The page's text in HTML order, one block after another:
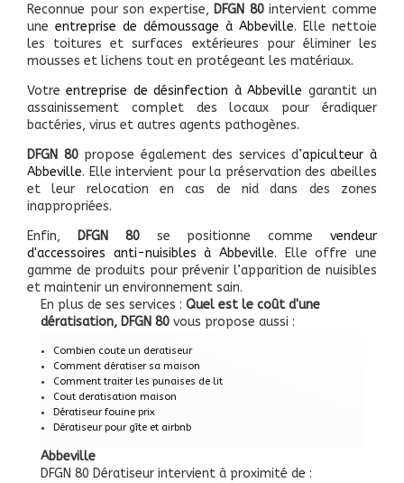
Reconnue pour son expertise, DFGN 80intervient comme
une entreprise de démoussage à Abbeville. Elle nettoie
les toitures et surfaces extérieures pour éliminer les
mousses et lichens tout en protégeant les matériaux.
Votreentreprise de désinfection à Abbeville garantit un
assainissement complet des locaux pour éradiquer
bactéries, virus et autres agents pathogènes.
DFGN 80 propose également des services d’apiculteur à
Abbeville. Elle intervient pour la préservation des abeilles
et leur relocation en cas de nid dans des zones
inappropriées.
Enfin,
DFGN 80 se positionne commevendeur
d'accessoires anti-nuisibles à Abbeville. Elle offre une
gamme de produits pour prévenir l’apparition de nuisibles
et maintenir un environnement sain.
En plus de ses services : Quel est le coût d'une
dératisation, DFGN 80 vous propose aussi :
Combien coute un deratiseur
Comment dératiser sa maison
Comment traiter les punaises de lit
Cout deratisation maison
Dératiseur fouine prix
Dératiseur pour gîte et airbnb
Abbeville
DFGN 80 Dératiseur intervient à proximité de :